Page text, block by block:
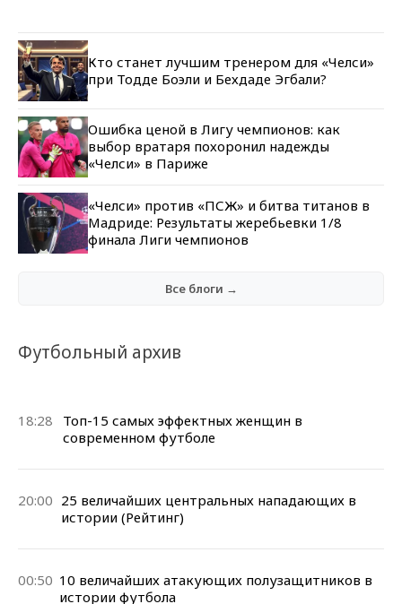
Кто станет лучшим тренером для «Челси»
при Тодде Боэли и Бехдаде Эгбали?
Ошибка ценой в Лигу чемпионов: как
выбор вратаря похоронил надежды
«Челси» в Париже
«Челси» против «ПСЖ» и битва титанов в
Мадриде: Результаты жеребьевки 1/8
финала Лиги чемпионов
Все блоги →
Футбольный архив
18:28
Топ-15 самых эффектных женщин в
современном футболе
20:00 25 величайших центральных нападающих в
истории (Рейтинг)
00:50 10 величайших атакующих полузащитников в
истории футбола